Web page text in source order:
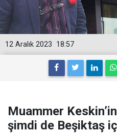
18:57
12 Aralık 2023
Muammer Keskin’in
şimdi de Beşiktaş